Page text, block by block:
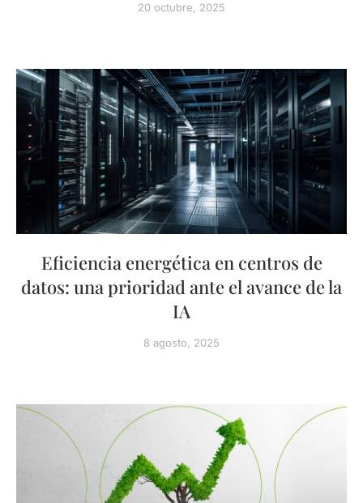
20 octubre, 2025
Eficiencia energética en centros de
datos: una prioridad ante el avance de la
IA
8 agosto, 2025